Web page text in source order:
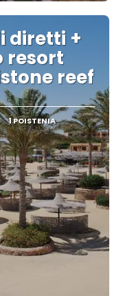
diretti +
resort
reef
1 POISTENIA